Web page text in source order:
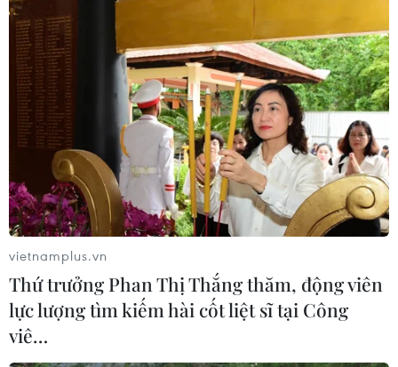
vietnamplus.vn
Thứ trưởng Phan Thị Thắng thăm, động viên
lực lượng tìm kiếm hài cốt liệt sĩ tại Công
viê…